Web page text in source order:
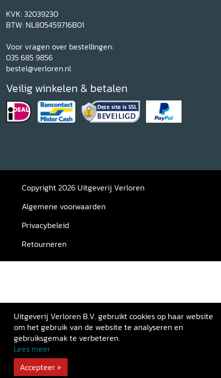
KVK: 32039230
BTW: NL805459716B01
Voor vragen over bestellingen:
035 685 9856
bestel@verloren.nl
Veilig winkelen & betalen
Copyright 2026 Uitgeverij Verloren
Algemene voorwaarden
Privacybeleid
Retourneren
Uitgeverij Verloren B.V. gebruikt cookies op haar website
om het gebruik van de website te analyseren en
gebruiksgemak te verbeteren.
Lees meer
Accepteer